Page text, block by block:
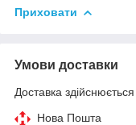
Приховати
Умови доставки
Доставка
Нова Пошта